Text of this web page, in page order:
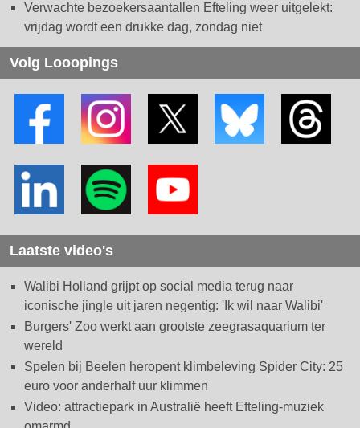
Verwachte bezoekersaantallen Efteling weer uitgelekt:
vrijdag wordt een drukke dag, zondag niet
Volg Looopings
Laatste video's
Walibi Holland grijpt op social media terug naar
iconische jingle uit jaren negentig: 'Ik wil naar Walibi'
Burgers' Zoo werkt aan grootste zeegrasaquarium ter
wereld
Spelen bij Beelen heropent klimbeleving Spider City: 25
euro voor anderhalf uur klimmen
Video: attractiepark in Australië heeft Efteling-muziek